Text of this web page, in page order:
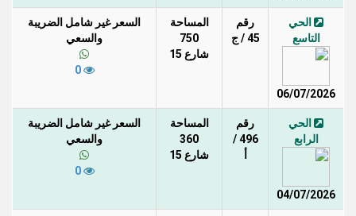
الحي
التاسع
06/07/2026
رقم
45 / ج
المساحة
750
شارع 15
السعر غير شامل الضريبة
والسعي
0
الحي
الرابع
04/07/2026
رقم
496 /
المساحة
360
شارع 15
السعر غير شامل الضريبة
والسعي
0